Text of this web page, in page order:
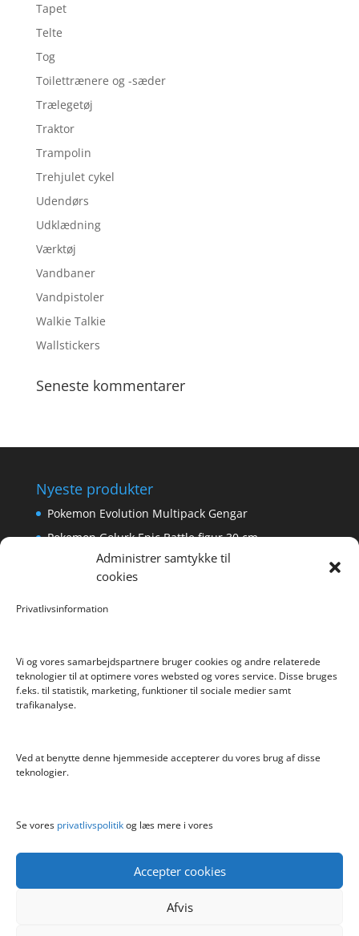
Administrer samtykke til
cookies
Privatlivsinformation
Vi og vores samarbejdspartnere bruger cookies og andre relaterede
teknologier til at optimere vores websted og vores service. Disse bruges
f.eks. til statistik, marketing, funktioner til sociale medier samt
trafikanalyse.
Ved at benytte denne hjemmeside accepterer du vores brug af disse
teknologier.
Se vores privatlivspolitikog læs mere i vores
Accepter cookies
Afvis
Tapet
Telte
Tog
Toilettrænere og -sæder
Trælegetøj
Traktor
Trampolin
Trehjulet cykel
Udendørs
Udklædning
Værktøj
Vandbaner
Vandpistoler
Walkie Talkie
Wallstickers
Seneste kommentarer
Nyeste produkter
Pokemon Evolution Multipack Gengar
Pokemon Golurk Epic Battle figur 30 cm
Scalextric Digital -Easyfit Digital Plug
Care Bear Love-A-Lot ECO Bamse 36cm
Bratz Stylin Dukke Cloe
Info
Kontakt
Privatlivspolitik